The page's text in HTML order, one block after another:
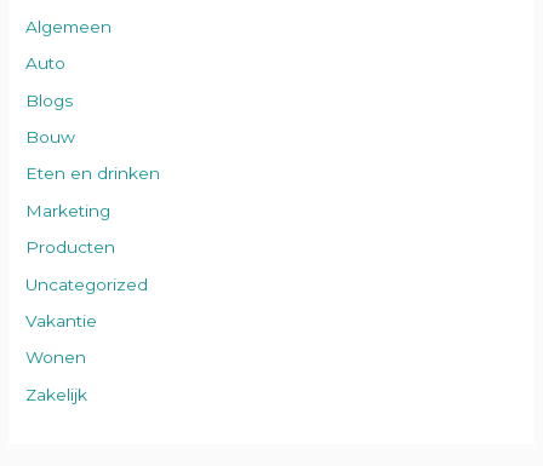
Algemeen
Auto
Blogs
Bouw
Eten en drinken
Marketing
Producten
Uncategorized
Vakantie
Wonen
Zakelijk